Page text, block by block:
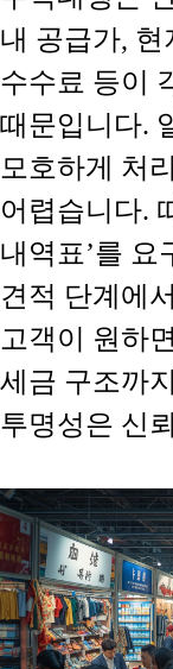
내 공급가, 현
수수료 등이
때문입니다.
모호하게 처
어렵습니다.
내역표’를 요
견적 단계에
고객이 원하
세금 구조까
투명성은 신